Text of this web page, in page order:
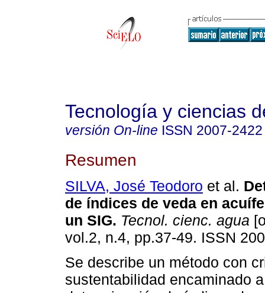
Tecnología y ciencias
versión On-line ISSN 2007-2422
Resumen
SILVA, José Teodoro et al.
de índices de veda en
un SIG. Tecnol. cienc. agua
vol.2, n.4, pp.37-49. ISSN
Se describe un método con
sustentabilidad encaminado